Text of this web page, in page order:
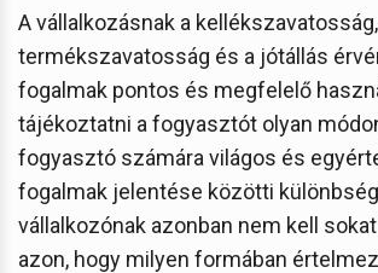
A vállalkozásnak a
termékszavatosság és a jótállás
fogalmak pontos és megfelelő
tájékoztatni a fogyasztót olyan
fogyasztó számára világos és
fogalmak jelentése közötti
vállalkozónak azonban nem kell
azon, hogy milyen formában